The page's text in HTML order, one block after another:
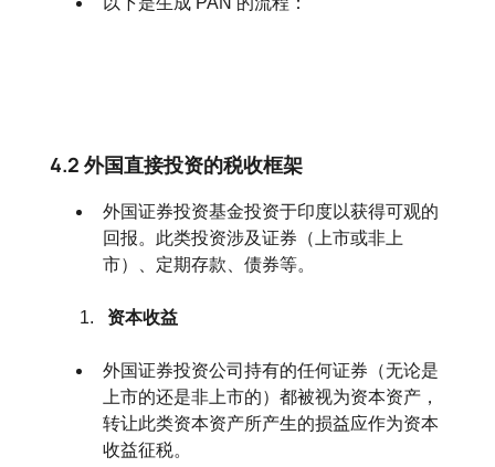
4.2 外国直接投资的税收框架
外国证券投资基金投资于印度以获得可观的
回报。此类投资涉及证券（上市或非上
市）、定期存款、债券等。
资本收益
外国证券投资公司持有的任何证券（无论是
上市的还是非上市的）都被视为资本资产，
转让此类资本资产所产生的损益应作为资本
收益征税。